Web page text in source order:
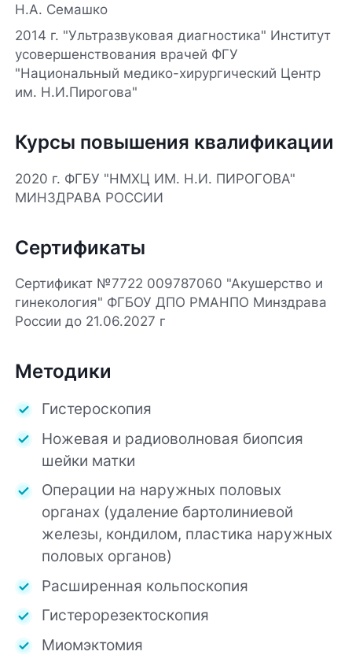
Н.А. Семашко
2014 г. "Ультразвуковая диагностика" Институт
усовершенствования врачей ФГУ
"Национальный медико-хирургический Центр
им. Н.И.Пирогова"
Курсы повышения квалификации
2020 г. ФГБУ "НМХЦ ИМ. Н.И. ПИРОГОВА"
МИНЗДРАВА РОССИИ
Сертификаты
Сертификат №7722 009787060 "Акушерство и
гинекология" ФГБОУ ДПО РМАНПО Минздрава
России до 21.06.2027 г
Методики
Гистероскопия
Ножевая и радиоволновая биопсия
шейки матки
Операции на наружных половых
органах (удаление бартолиниевой
железы, кондилом, пластика наружных
половых органов)
Расширенная кольпоскопия
Гистерорезектоскопия
Миомэктомия